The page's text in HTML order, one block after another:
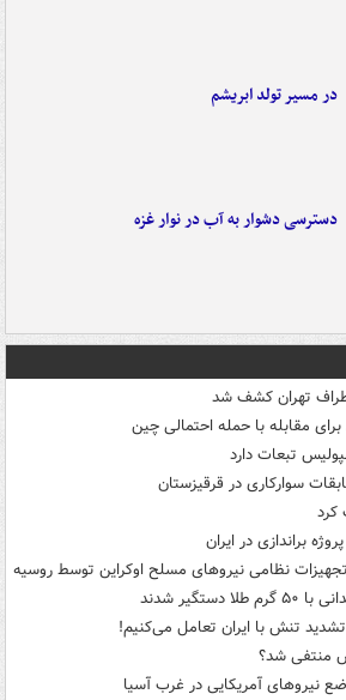
در مسیر تولد ابریشم
دسترسی دشوار به آب در نوار غزه
تهران کشف شد
برای مقابله با حمله احتمالی چین
تبعات دارد
سوارکاری در قرقیزستان
کرد
براندازی در ایران
نظامی نیروهای مسلح اوکراین توسط روسیه
تنش با ایران تعامل می‌کنیم!
منتفی شد؟
نیروهای آمریکایی در غرب آسیا